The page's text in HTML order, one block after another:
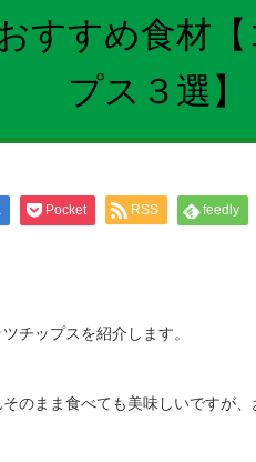
すすめ食材
プス３選】
Pocket RSS feedly
チップスを紹介します。
のまま食べても美味しいですが